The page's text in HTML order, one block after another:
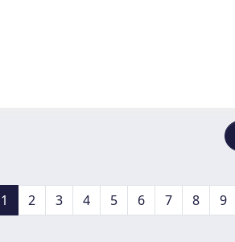
1 2 3 4 5 6 7 8 9